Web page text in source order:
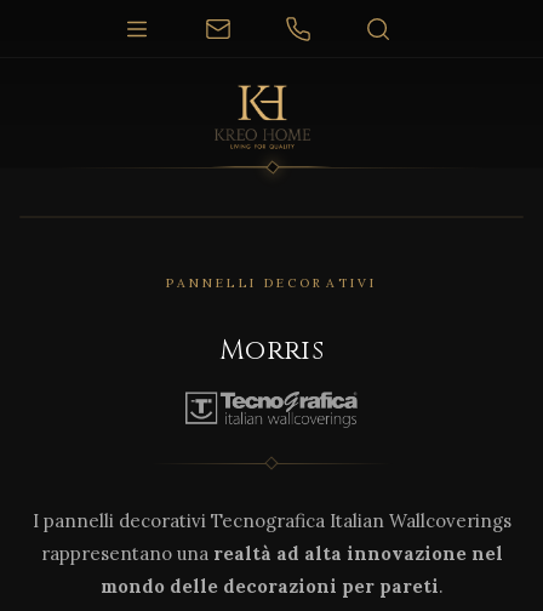
PANNELLI DECORATIVI
Morris
I pannelli decorativi Tecnografica Italian Wallcoverings
rappresentano una realtà ad alta innovazione nel
mondo delle decorazioni per pareti.